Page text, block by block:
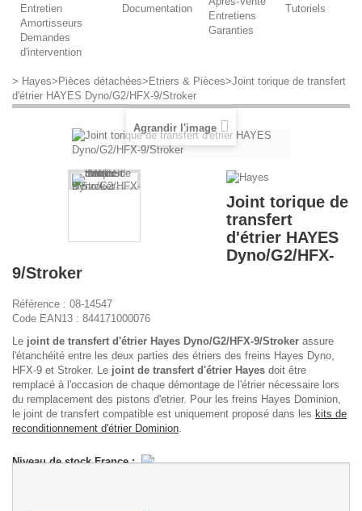
Entretien
Amortisseurs
Demandes
d'intervention
Documentation
Entretiens
Garanties
Tutoriels
> Hayes> Pièces détachées> Etriers & Pièces>Joint torique de transfert
d'étrier HAYES Dyno/G2/HFX-9/Stroker
Agrandir l'image
Joint torique de
transfert
d'étrier HAYES
Dyno/G2/HFX-
9/Stroker
Référence : 08-14547
Code EAN13 : 844171000076
Le joint de transfert d'étrier Hayes Dyno/G2/HFX-9/Stroker assure
l'étanchéité entre les deux parties des étriers des freins Hayes Dyno,
HFX-9 et Stroker. Le joint de transfert d'étrier Hayes doit être
remplacé à l'occasion de chaque démontage de l'étrier nécessaire lors
du remplacement des pistons d'etrier. Pour les freins Hayes Dominion,
le joint de transfert compatible est uniquement proposé dans les kits de
reconditionnement d'étrier Dominion
Niveau de stock France :